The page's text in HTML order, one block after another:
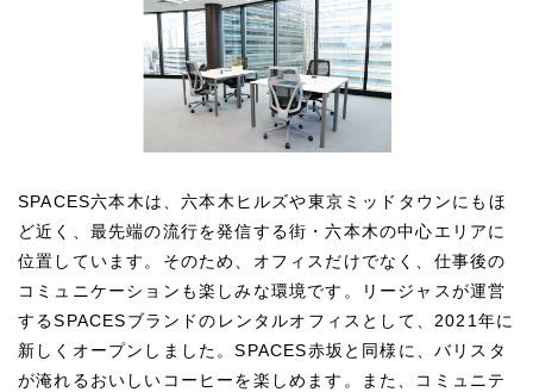
SPACES六本木は、六本木ヒルズや東京ミッドタウンにもほ
ど近く、最先端の流行を発信する街・六本木の中心エリアに
位置しています。そのため、オフィスだけでなく、仕事後の
コミュニケーションも楽しみな環境です。リージャスが運営
するSPACESブランドのレンタルオフィスとして、2021年に
新しくオープンしました。SPACES赤坂と同様に、バリスタ
が淹れるおいしいコーヒーを楽しめます。また、コミュニテ